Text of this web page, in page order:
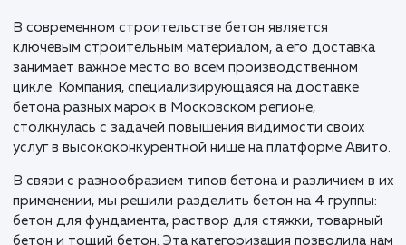
Описание
В современном строительстве бетон является
ключевым строительным материалом, а его
цикле. Компания, специализирующаяся на доставке
бетона разных марок в Московском регионе,
столкнулась с задачей повышения видимости своих